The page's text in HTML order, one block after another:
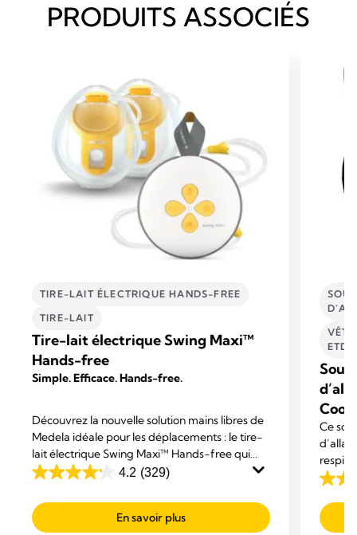
PRODUITS ASSOCIÉS
TIRE-LAIT ÉLECTRIQUE HANDS-FREE
TIRE-LAIT
Tire-lait électrique Swing Maxi™
Hands-free
Simple. Efficace. Hands-free.
Découvrez la nouvelle solution mains libres de
Medela idéale pour les déplacements : le tire-
lait électrique Swing Maxi™ Hands-free qui
maximise votre confort et vous permet d’être
4.2 (329)
4.2
sur
5
En savoir plus
Ce
et
4.2
sur
5